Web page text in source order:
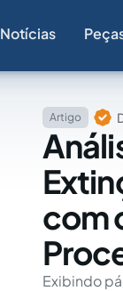
Notícias
Artigo
com
Exibindo